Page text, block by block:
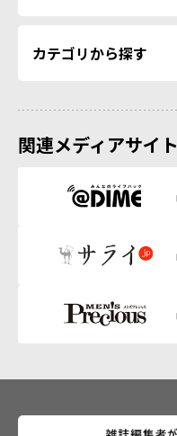
カテゴリから探す
関連メディアサイト